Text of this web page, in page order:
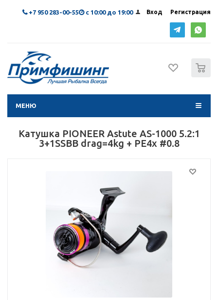
Вход Регистрация
+7 950 283-00-55 с 10:00 до 19:00
МЕНЮ
Катушка PIONEER Astute AS-1000 5.2:1
3+1SSBB drag=4kg + PE4x #0.8